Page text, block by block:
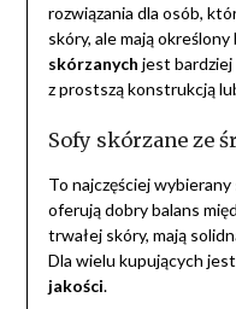
rozwiązania dla osób,
skóry, ale mają
skórzanych jest bardziej
z prostszą konstrukcją
Sofy skórzane ze
To najczęściej
oferują dobry balans
trwałej skóry, mają
Dla wielu kupujących
jakości.